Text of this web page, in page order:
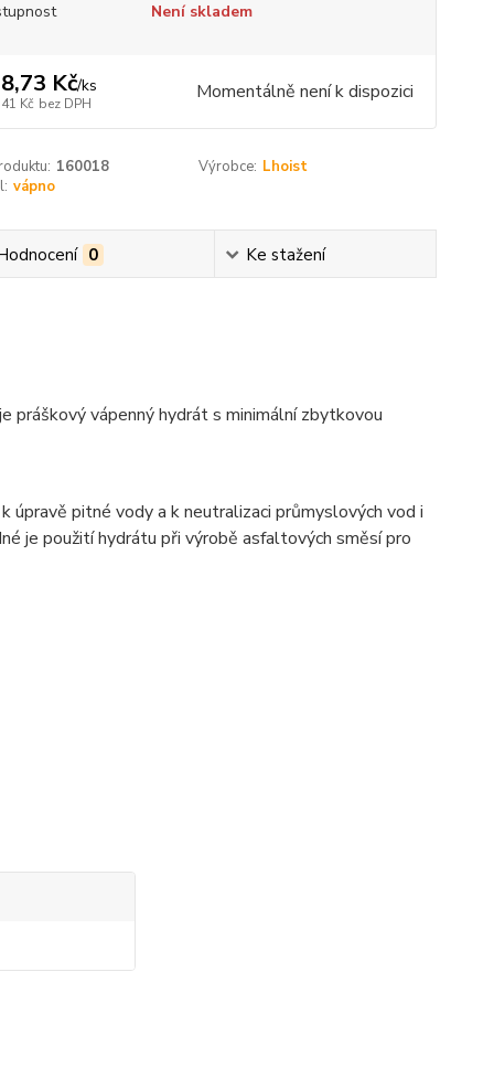
Není skladem
Kč/ks
Kč bez DPH Momentálně není k dispozici
160018 Výrobce: Lhoist
vápno
0 Ke stažení
práškový vápenný hydrát s minimální zbytkovou
úpravě pitné vody a k neutralizaci průmyslových vod i
je použití hydrátu při výrobě asfaltových směsí pro